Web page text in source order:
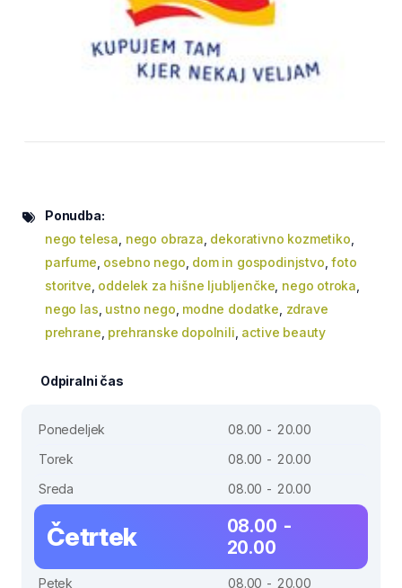
Ponudba:
nego telesa nego obraza dekorativno kozmetiko
parfume osebno nego dom in gospodinjstvo ,foto
storitve oddelek za hišne ljubljenčke nego otroka
nego las ustno nego modne dodatke zdrave
prehrane prehranske dopolnili active beauty
Odpiralni čas
Ponedeljek
08.00 - 20.00
Torek
08.00 - 20.00
Sreda
08.00 - 20.00
Četrtek
08.00 -
20.00
Petek
08.00 - 20.00